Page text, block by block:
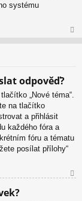
systému
odpověď?
„Nové téma“.
na tlačítko
a přihlásit
každého fóra a
fóru a tématu
posílat přílohy“